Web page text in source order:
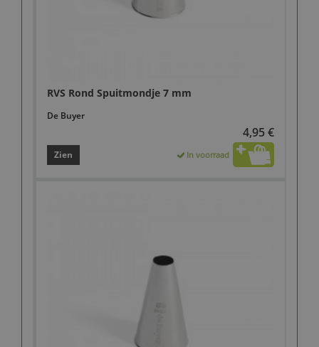
RVS Rond Spuitmondje 7 mm
De Buyer
4,95 €
Zien In voorraad